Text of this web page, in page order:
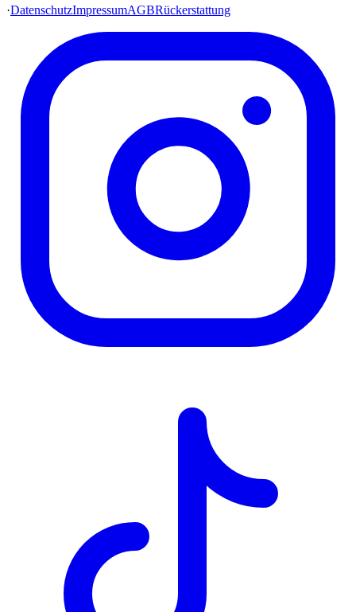
·DatenschutzImpressumAGBRückerstattung